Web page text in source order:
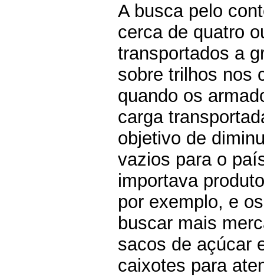
A busca pelo
cerca de quatro
transportados a
sobre trilhos nos
quando os
carga
objetivo de
vazios para o
importava
por exemplo, e
buscar mais
sacos de açúcar
caixotes para